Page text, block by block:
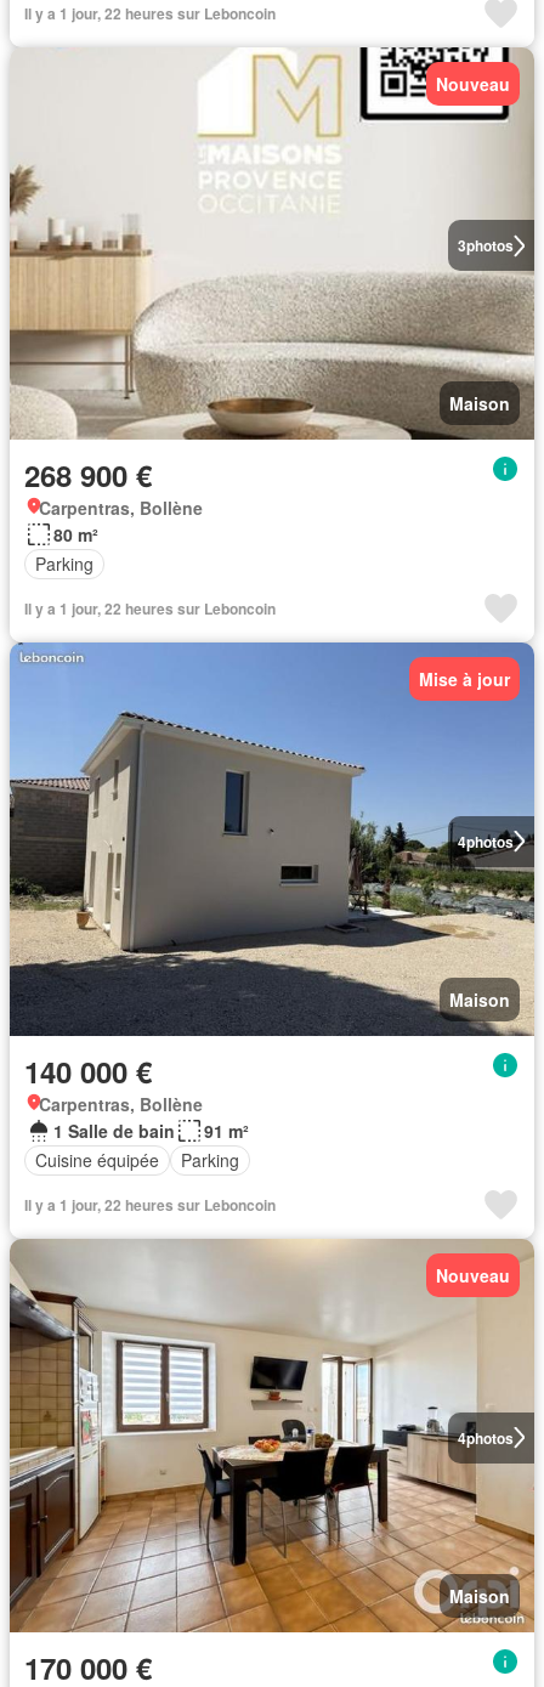
Il y a 1 jour, 22 heures sur Leboncoin
3photos
Nouveau
Maison
268 900 €
Carpentras, Bollène
80 m²
Parking
Il y a 1 jour, 22 heures sur Leboncoin
4photos
Mise à jour
Maison
140 000 €
Carpentras, Bollène
1 Salle de bain
91 m²
Cuisine équipée
Parking
Il y a 1 jour, 22 heures sur Leboncoin
4photos
Nouveau
Maison
170 000 €